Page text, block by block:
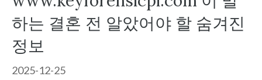
하는 결혼 전 알았어야 할 숨겨진
정보
2025-12-25